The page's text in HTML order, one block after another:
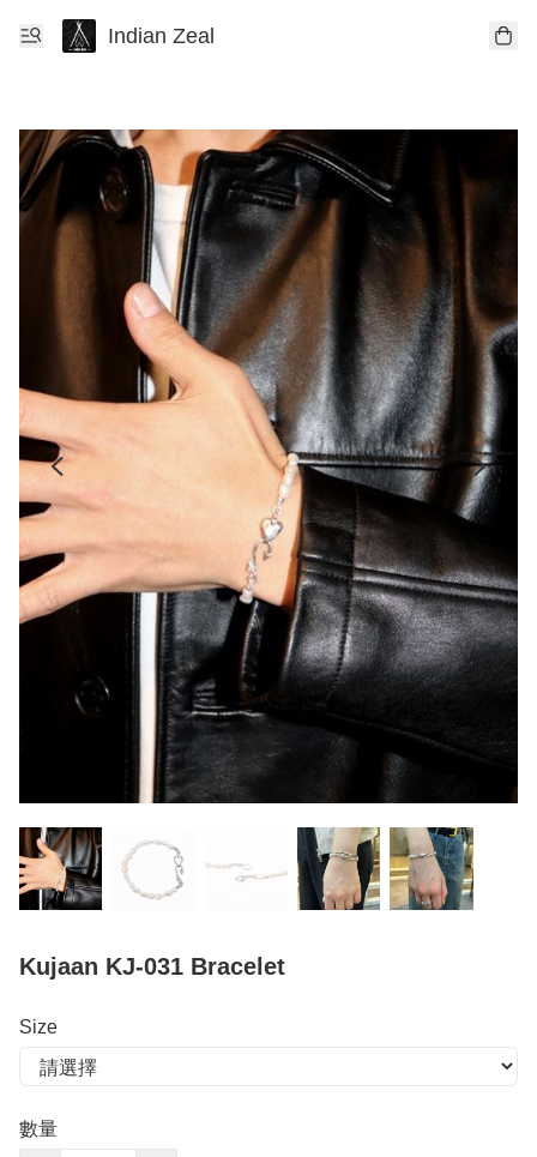
Indian Zeal
Kujaan KJ-031 Bracelet
Size
數量